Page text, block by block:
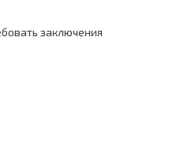
заключения